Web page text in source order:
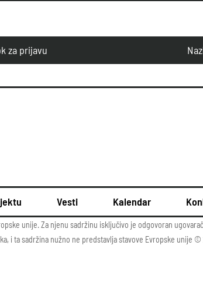
za prijavu
Vesti Kalendar
unije. Za njenu sadržinu isključivo je odgovoran
i ta sadržina nužno ne predstavlja stavove Evropske unije ©